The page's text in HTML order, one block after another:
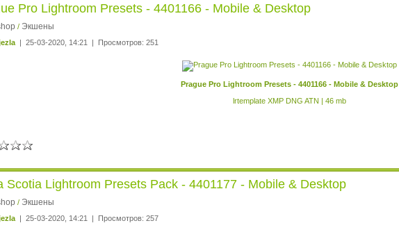
Pro Lightroom Presets - 4401166 - Mobile & Desktop
/ Экшены
| 25-03-2020, 14:21 | Просмотров: 251
Prague Pro Lightroom Presets - 4401166 - Mobile & Desktop
lrtemplate XMP DNG ATN | 46 mb
Scotia Lightroom Presets Pack - 4401177 - Mobile & Desktop
/ Экшены
| 25-03-2020, 14:21 | Просмотров: 257